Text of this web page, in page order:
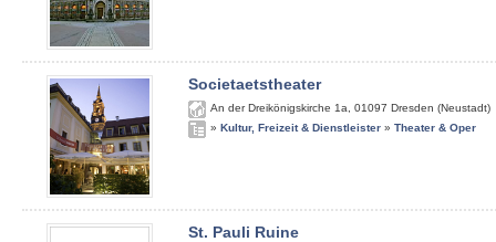
Societaetstheater
An der Dreikönigskirche 1a 01097 Dresden (Neustadt)
» Kultur, Freizeit & Dienstleister » Theater & Oper
St. Pauli Ruine